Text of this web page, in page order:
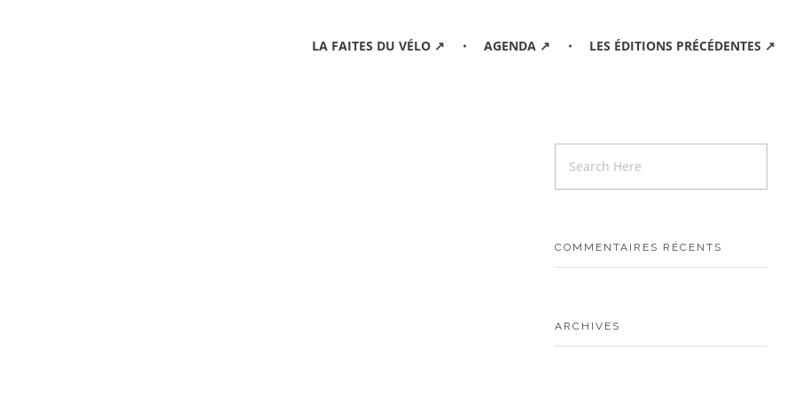
LA FAITES DU VÉLO ↗ AGENDA ↗ LES ÉDITIONS PRÉCÉDENTES ↗
COMMENTAIRES RÉCENTS
ARCHIVES